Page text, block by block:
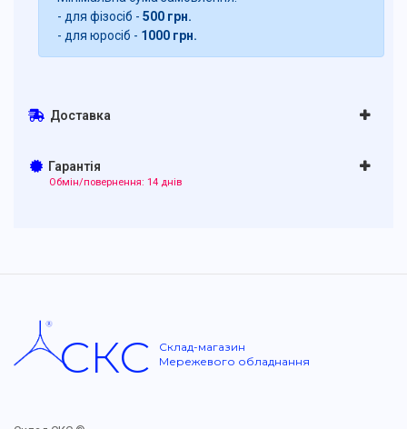
- для фізосіб - 500 грн.
- для юросіб - 1000 грн.
Доставка
Гарантія
Обмін/повернення: 14 днів
СКС
Склад-магазин
Мережевого обладнання